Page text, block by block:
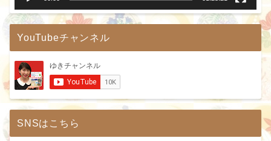
YouTubeチャンネル
SNSはこちら